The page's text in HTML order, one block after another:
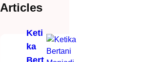
Articles
Keti
ka